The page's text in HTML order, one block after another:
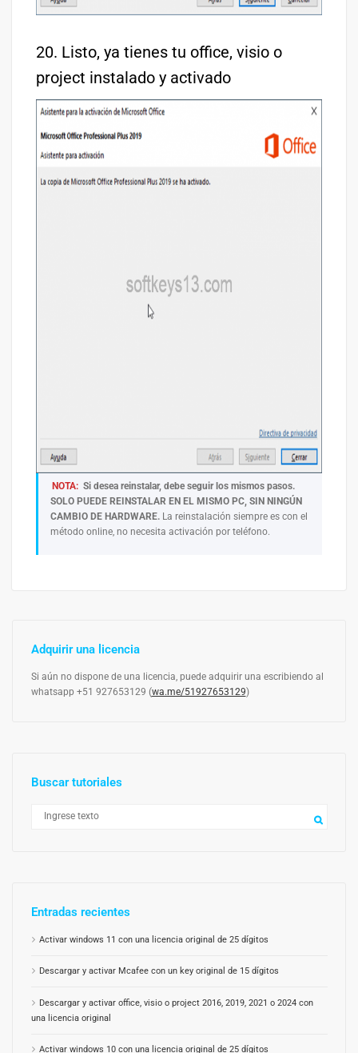
20. Listo, ya tienes tu office, visio o
project instalado y activado
NOTA: Si desea reinstalar, debe seguir los mismos pasos.
SOLO PUEDE REINSTALAR EN EL MISMO PC, SIN NINGÚN
CAMBIO DE HARDWARE. La reinstalación siempre es con el
método online, no necesita activación por teléfono.
Adquirir una licencia
Si aún no dispone de una licencia, puede adquirir una escribiendo al
whatsapp +51 927653129 (wa.me/51927653129)
Buscar tutoriales
Entradas recientes
Activar windows 11 con una licencia original de 25 dígitos
Descargar y activar Mcafee con un key original de 15 dígitos
Descargar y activar office, visio o project 2016, 2019, 2021 o 2024 con
una licencia original
Activar windows 10 con una licencia original de 25 dígitos